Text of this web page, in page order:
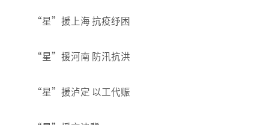
“星”援上海 抗疫纾困
“星”援河南 防汛抗洪
“星”援泸定 以工代赈